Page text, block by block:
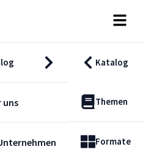
Katalog
Themen
Formate
uns
–